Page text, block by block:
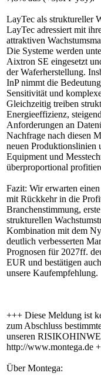
LayTec als struktureller
LayTec adressiert mit
attraktiven
Die Systeme werden
Aixtron SE eingesetzt
der Waferherstellung.
InP nimmt die
Sensitivität und
Gleichzeitig treiben
Energieeffizienz,
Anforderungen an
Nachfrage nach diesen
neuen Produktionslinien
Equipment und
überproportional
Fazit: Wir erwarten
mit Rückkehr in die
Branchenstimmung,
strukturellen
Kombination mit dem
deutlich verbesserten
Prognosen für 2027ff.
EUR und bestätigen
unsere Kaufempfehlung.
+++ Diese Meldung ist
zum Abschluss
unseren
http://www.montega.de
Über Montega: